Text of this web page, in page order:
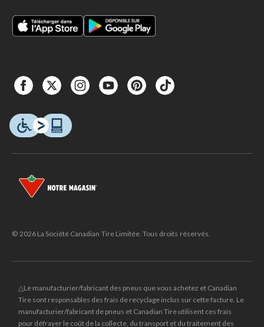
© 2026 La Société Canadian Tire Limitée. Tous droits réservés.
△Le manufacturier/fabricant des pneus que vous achetez et Canadian
Tire sont responsables des frais de recyclage inclus sur cette facture. Le
manufacturier/fabricant de pneus et Canadian Tire utilisent ces frais
pour défrayer le coût de la collecte, du transport et du traitement des